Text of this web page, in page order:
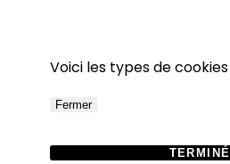
Voici les types de
Fermer
TERMINÉ